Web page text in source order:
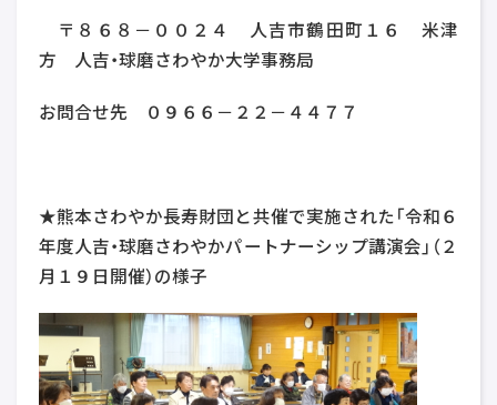
〒８６８－００２４ 人吉市鶴田町１６ 米津
方 人吉・球磨さわやか大学事務局
お問合せ先 ０９６６－２２－４４７７
★熊本さわやか長寿財団と共催で実施された「令和６
年度人吉・球磨さわやかパートナーシップ講演会」（２
月１９日開催）の様子